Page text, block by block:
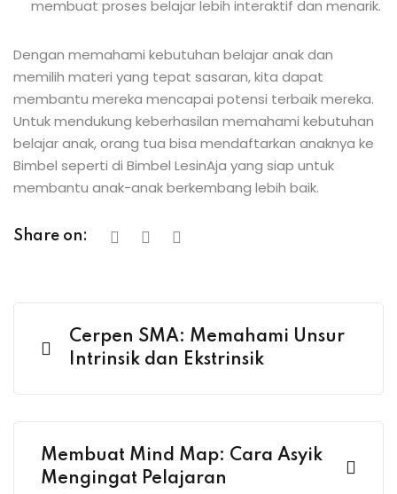
membuat proses belajar lebih interaktif dan menarik.
Dengan memahami kebutuhan belajar anak dan
memilih materi yang tepat sasaran, kita dapat
membantu mereka mencapai potensi terbaik mereka.
Untuk mendukung keberhasilan memahami kebutuhan
belajar anak, orang tua bisa mendaftarkan anaknya ke
Bimbel seperti di Bimbel LesinAja yang siap untuk
membantu anak-anak berkembang lebih baik.
Share on:
Cerpen SMA: Memahami Unsur
Intrinsik dan Ekstrinsik
Membuat Mind Map: Cara Asyik
Mengingat Pelajaran